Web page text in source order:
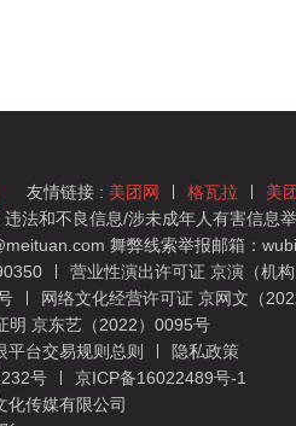
友情链接 : 美团网 格瓦拉 美
法和不良信息/涉未成年人有害信息
舞弊线索举报邮箱：
营业性演出许可证 京演（机
网络文化经营许可证 京网文（
明 京东艺（2022）0095号
平台交易规则总则
隐私政策
号
京ICP备16022489号-1
化传媒有限公司